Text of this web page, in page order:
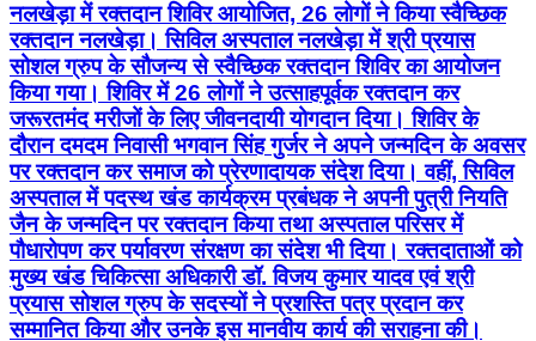
नलखेड़ा में रक्तदान शिविर आयोजित, 26 लोगों ने किया स्वैच्छिक
रक्तदान नलखेड़ा। सिविल अस्पताल नलखेड़ा में श्री प्रयास
सोशल ग्रुप के सौजन्य से स्वैच्छिक रक्तदान शिविर का आयोजन
किया गया। शिविर में 26 लोगों ने उत्साहपूर्वक रक्तदान कर
जरूरतमंद मरीजों के लिए जीवनदायी योगदान दिया। शिविर के
दौरान दमदम निवासी भगवान सिंह गुर्जर ने अपने जन्मदिन के अवसर
पर रक्तदान कर समाज को प्रेरणादायक संदेश दिया। वहीं, सिविल
अस्पताल में पदस्थ खंड कार्यक्रम प्रबंधक ने अपनी पुत्री नियति
जैन के जन्मदिन पर रक्तदान किया तथा अस्पताल परिसर में
पौधारोपण कर पर्यावरण संरक्षण का संदेश भी दिया। रक्तदाताओं को
मुख्य खंड चिकित्सा अधिकारी डॉ. विजय कुमार यादव एवं श्री
प्रयास सोशल ग्रुप के सदस्यों ने प्रशस्ति पत्र प्रदान कर
सम्मानित किया और उनके इस मानवीय कार्य की सराहना की।